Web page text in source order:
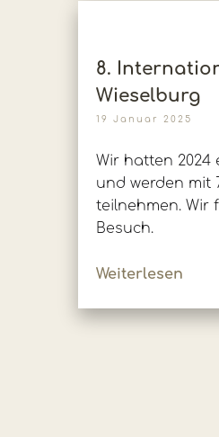
8.
Wieselburg
19 Januar 2025
Wir hatten 2024
und werden mit
teilnehmen. Wir
Besuch.
Weiterlesen